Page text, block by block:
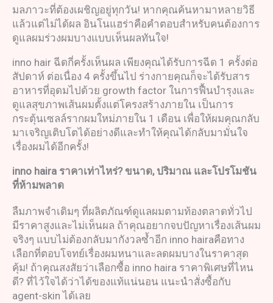
มลภาวะที่ต้องเผชิญอยู่ทุกวัน! หากคุณค้นหามาหลายวิธี
แล้วแต่ไม่ได้ผล อินโนแฮร่าคือคำตอบสำหรับคนต้องการ
ดูแลผมร่วงผมบางแบบเห็นผลทันใจ!
inno hair ฉีดกี่ครั้งเห็นผล เพียงคุณได้รับการฉีด 1 ครั้งต่อ
สัปดาห์ ต่อเนื่อง 4 ครั้งขึ้นไป ร่างกายคุณก็จะได้รับสาร
อาหารที่อุดมไปด้วย growth factor ในการฟื้นบำรุงและ
ดูแลสุขภาพเส้นผมตั้งแต่โครงสร้างภายใน เป็นการ
กระตุ้นเซลล์รากผมใหม่ภายใน 1 เดือน เพื่อให้ผมคุณกลับ
มาเจริญเติบโตได้อย่างดีและทำให้คุณได้กลับมามั่นใจ
เรื่องผมได้อีกครั้ง!
inno haira ราคาเท่าไหร่? ขนาด, ปริมาณ และโปรโมชัน
ที่ห้ามพลาด
ลืมภาพจำเดิมๆ ที่ผลิตภัณฑ์ดูแลผมตามท้องตลาดทั่วไป
มีราคาสูงและไม่เห็นผล ถ้าคุณอยากจบปัญหาเรื่องเส้นผม
จริงๆ แบบไม่ต้องกลับมากังวลซ้ำอีก inno hairaคือทาง
เลือกที่ตอบโจทย์เรื่องผมหนาและลดผมบางในราคาสุด
คุ้ม! ถ้าคุณสงสัยว่าเลือกซื้อ inno haira ราคาพิเศษที่ไหน
ดี? ที่ไว้ใจได้ว่าได้ของแท้แน่นอน แนะนำสั่งซื้อกับ
agent-skin ได้เลย